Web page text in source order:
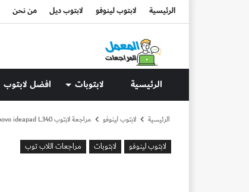
الرئيسية لابتوب لينوفو لابتوب ديل من نحن
الرئيسية لابتوبات افضل لابتوب
الرئيسية لابتوب لينوفو مراجعة لابتوب lenovo ideapad L340
لابتوب لينوفو لابتوبات مراجعات اللاب توب